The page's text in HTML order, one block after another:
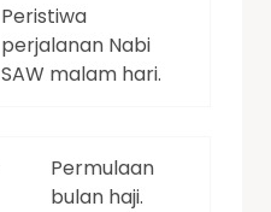
Peristiwa
perjalanan Nabi
SAW malam hari.
Permulaan
bulan haji.